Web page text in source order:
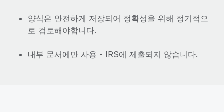
양식은 안전하게 저장되어 정확성을 위해 정기적으
로 검토해야합니다.
내부 문서에만 사용 - IRS에 제출되지 않습니다.